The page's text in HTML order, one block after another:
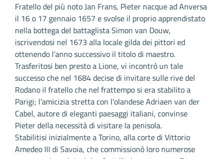
Fratello del più noto Jan Frans, Pieter nacque ad Anversa
il 16 o 17 gennaio 1657 e svolse il proprio apprendistato
nella bottega del battaglista Simon van Douw,
iscrivendosi nel 1673 alla locale gilda dei pittori ed
ottenendo l’anno successivo il titolo di maestro.
Trasferitosi ben presto a Lione, vi incontrò un tale
successo che nel 1684 decise di invitare sulle rive del
Rodano il fratello che nel frattempo si era stabilito a
Parigi; l’amicizia stretta con l’olandese Adriaen van der
Cabel, autore di eleganti paesaggi italiani, convinse
Pieter della necessità di visitare la penisola.
Stabilitisi inizialmente a Torino, alla corte di Vittorio
Amedeo III di Savoia, che commissionò loro numerose